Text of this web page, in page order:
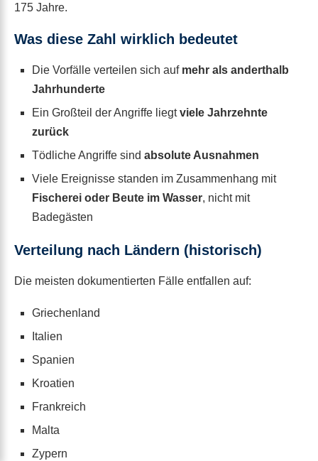
175 Jahre.
Was diese Zahl wirklich bedeutet
Die Vorfälle verteilen sich auf mehr als anderthalb
Jahrhunderte
Ein Großteil der Angriffe liegtviele Jahrzehnte
zurück
Tödliche Angriffe sind absolute Ausnahmen
Viele Ereignisse standen im Zusammenhang mit
Fischerei oder Beute im Wasser, nicht mit
Badegästen
Verteilung nach Ländern (historisch)
Die meisten dokumentierten Fälle entfallen auf:
Griechenland
Italien
Spanien
Kroatien
Frankreich
Malta
Zypern